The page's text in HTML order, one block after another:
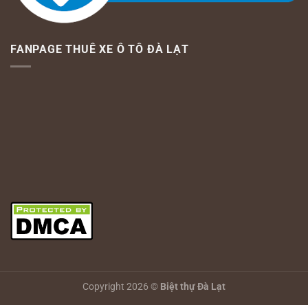
FANPAGE THUÊ XE Ô TÔ ĐÀ LẠT
Copyright 2026 © Biệt thự Đà Lạt